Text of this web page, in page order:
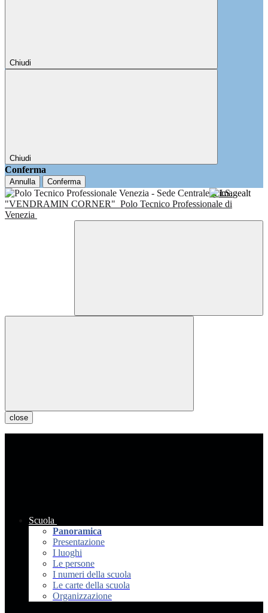
Chiudi
Chiudi
Conferma
Annulla Conferma
I.I.S.
"VENDRAMIN CORNER" Polo Tecnico Professionale di
Venezia
close
Scuola
Panoramica
Presentazione
I luoghi
Le persone
I numeri della scuola
Le carte della scuola
Organizzazione